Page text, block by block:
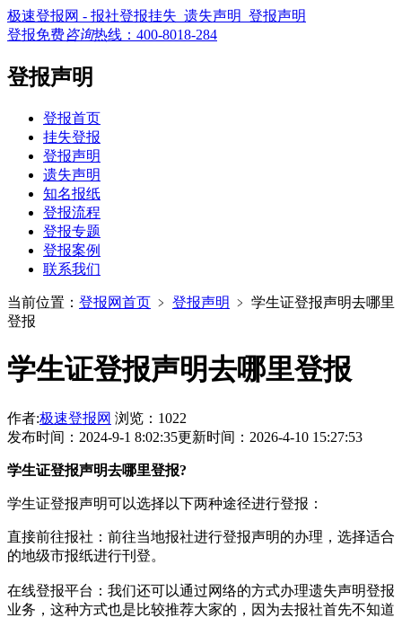
极速登报网 - 报社登报挂失_遗失声明_登报声明
登报免费咨询热线： 400-8018-284
登报声明
登报首页
挂失登报
登报声明
遗失声明
知名报纸
登报流程
登报专题
登报案例
联系我们
当前位置： 登报网首页 ﹥ 登报声明 ﹥ 学生证登报声明去哪里
登报
学生证登报声明去哪里登报
作者:极速登报网 浏览：1022
发布时间：2024-9-1 8:02:35更新时间：2026-4-10 15:27:53
学生证登报声明去哪里登报?
学生证登报声明可以选择以下两种途径进行登报：‌
‌直接前往报社‌：‌前往当地报社进行登报声明的办理，‌选择适合
的地级市报纸进行刊登。‌
在线登报平台‌：‌我们还可以通过网络的方式办理遗失声明登报
业务，这种方式也是比较推荐大家的，因为去报社首先不知道